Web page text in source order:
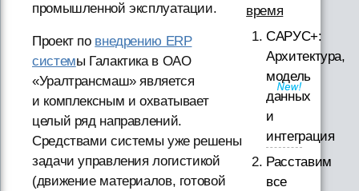
промышленной эксплуатации.
Проект по внедрению ERP
системы Галактика в ОАО
«Уралтрансмаш» является
и комплексным и охватывает
целый ряд направлений.
Средствами системы уже решены
задачи управления логистикой
(движение материалов, готовой
время
САРУС+:
Архитектура,
модель
данных
и
интеграция
Расставим
все